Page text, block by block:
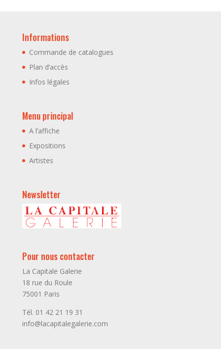
Informations
Commande de catalogues
Plan d’accès
Infos légales
Menu principal
A l’affiche
Expositions
Artistes
Newsletter
Pour nous contacter
La Capitale Galerie
18 rue du Roule
75001 Paris
Tél. 01 42 21 19 31
info@lacapitalegalerie.com